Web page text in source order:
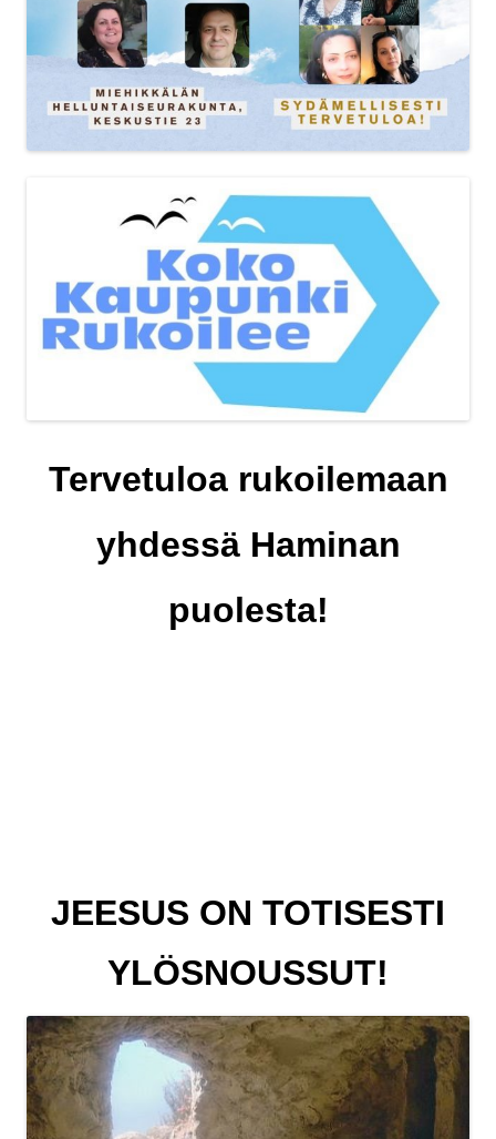
Tervetuloa rukoilemaan
yhdessä Haminan
puolesta!
JEESUS ON TOTISESTI
YLÖSNOUSSUT!